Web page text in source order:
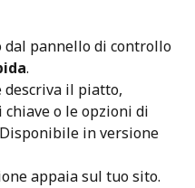
dal pannello di controllo
.
descriva il piatto,
o le opzioni di
in versione
appaia sul tuo sito.